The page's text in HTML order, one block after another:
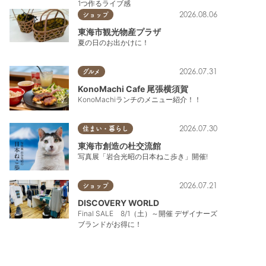
1つ作るライブ感
ショップ 2026.08.06
東海市観光物産プラザ
夏の日のお出かけに！
グルメ 2026.07.31
KonoMachi Cafe 尾張横須賀
KonoMachiランチのメニュー紹介！！
住まい・暮らし 2026.07.30
東海市創造の杜交流館
写真展「岩合光昭の日本ねこ歩き」開催!
ショップ 2026.07.21
DISCOVERY WORLD
Final SALE 8/1（土）～開催 デザイナーズ
ブランドがお得に！